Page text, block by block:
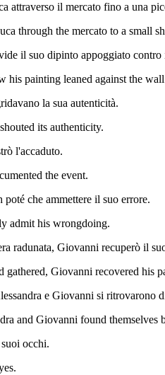
attraverso il mercato fino a una
through the mercato to a small
il suo dipinto appoggiato contro
his painting leaned against the
la sua autenticità.
its authenticity.
l'accaduto.
the event.
che ammettere il suo errore.
admit his wrongdoing.
radunata, Giovanni recuperò il
Giovanni recovered his
e Giovanni si ritrovarono
and Giovanni found themselves
occhi.